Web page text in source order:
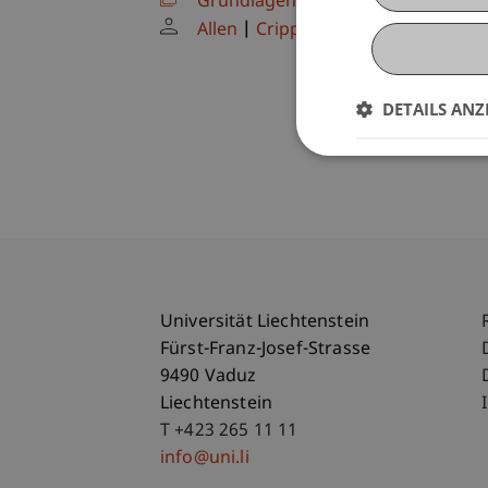
Allen
Crippa
Universität Liechtenstein
Fürst-Franz-Josef-Strasse
9490 Vaduz
Liechtenstein
T +423 265 11 11
info@uni.li
DETAILS